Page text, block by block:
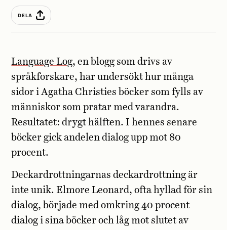
DELA
Language Log, en blogg som drivs av
språkforskare, har undersökt hur många
sidor i Agatha Christies böcker som fylls av
människor som pratar med varandra.
Resultatet: drygt hälften. I hennes senare
böcker gick andelen dialog upp mot 80
procent.
Deckardrottningarnas deckardrottning är
inte unik. Elmore Leonard, ofta hyllad för sin
dialog, började med omkring 40 procent
dialog i sina böcker och låg mot slutet av